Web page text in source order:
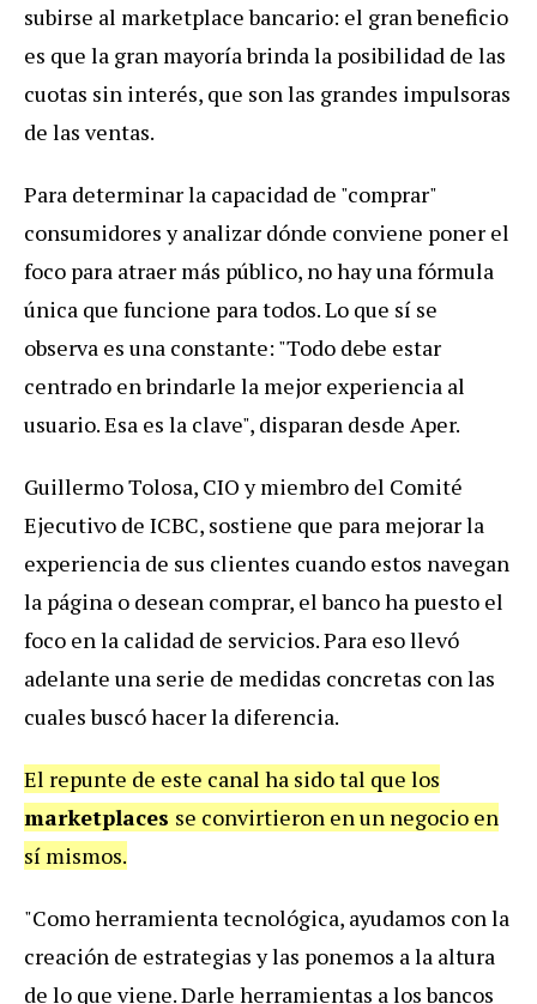
subirse al marketplace bancario: el gran beneficio
es que la gran mayoría brinda la posibilidad de las
cuotas sin interés, que son las grandes impulsoras
de las ventas.
Para determinar la capacidad de "comprar"
consumidores y analizar dónde conviene poner el
foco para atraer más público, no hay una fórmula
única que funcione para todos. Lo que sí se
observa es una constante: "Todo debe estar
centrado en brindarle la mejor experiencia al
usuario. Esa es la clave", disparan desde Aper.
Guillermo Tolosa, CIO y miembro del Comité
Ejecutivo de ICBC, sostiene que para mejorar la
experiencia de sus clientes cuando estos navegan
la página o desean comprar, el banco ha puesto el
foco en la calidad de servicios. Para eso llevó
adelante una serie de medidas concretas con las
cuales buscó hacer la diferencia.
El repunte de este canal ha sido tal que los
marketplaces se convirtieron en un negocio en
sí mismos.
"Como herramienta tecnológica, ayudamos con la
creación de estrategias y las ponemos a la altura
de lo que viene. Darle herramientas a los bancos